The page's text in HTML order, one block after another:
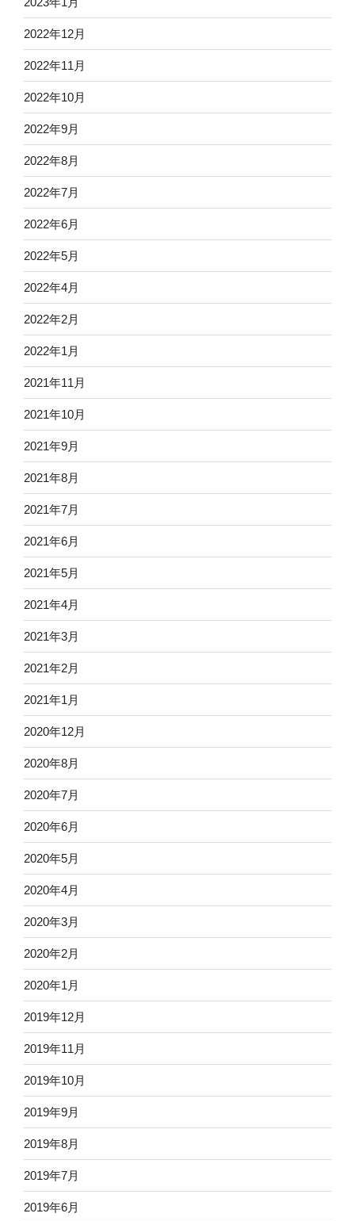
2022年12月
2022年11月
2022年10月
2022年9月
2022年8月
2022年7月
2022年6月
2022年5月
2022年4月
2022年2月
2022年1月
2021年11月
2021年10月
2021年9月
2021年8月
2021年7月
2021年6月
2021年5月
2021年4月
2021年3月
2021年2月
2021年1月
2020年12月
2020年8月
2020年7月
2020年6月
2020年5月
2020年4月
2020年3月
2020年2月
2020年1月
2019年12月
2019年11月
2019年10月
2019年9月
2019年8月
2019年7月
2019年6月